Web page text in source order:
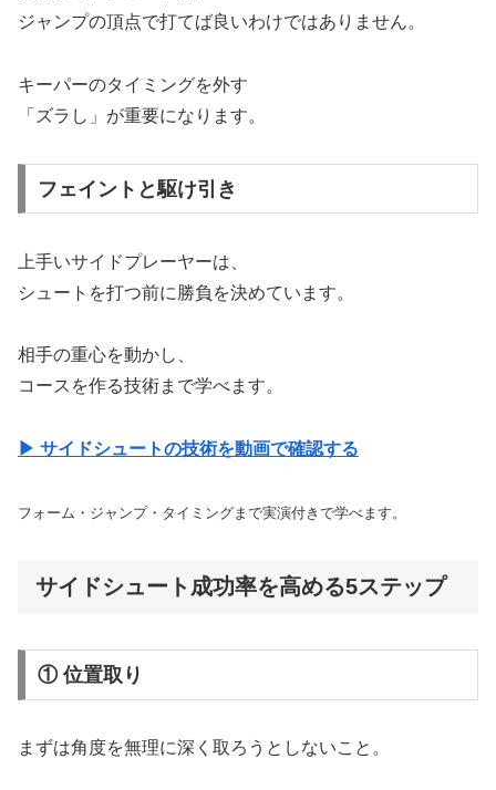
ジャンプの頂点で打てば良いわけではありません。
キーパーのタイミングを外す
「ズラし」が重要になります。
フェイントと駆け引き
上手いサイドプレーヤーは、
シュートを打つ前に勝負を決めています。
相手の重心を動かし、
コースを作る技術まで学べます。
▶ サイドシュートの技術を動画で確認する
フォーム・ジャンプ・タイミングまで実演付きで学べます。
サイドシュート成功率を高める5ステップ
① 位置取り
まずは角度を無理に深く取ろうとしないこと。